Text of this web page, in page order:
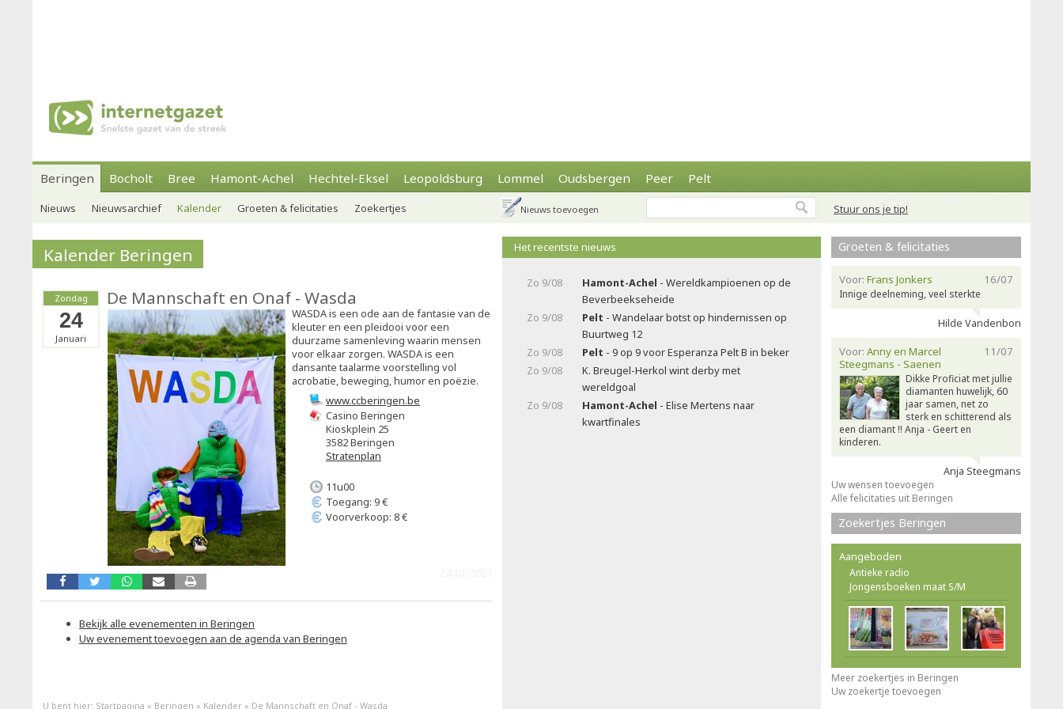
Beringen Bocholt Bree Hamont-Achel Hechtel-Eksel Leopoldsburg Lommel Oudsbergen Peer Pelt
Stuur ons je tip!
Nieuws Nieuwsarchief Kalender Groeten & felicitaties Zoekertjes Nieuws toevoegen
Kalender Beringen
Zondag
24
Januari
De Mannschaft en Onaf - Wasda
WASDA is een ode aan de fantasie van de
kleuter en een pleidooi voor een
duurzame samenleving waarin mensen
voor elkaar zorgen. WASDA is een
dansante taalarme voorstelling vol
acrobatie, beweging, humor en poëzie.
www.ccberingen.be
Casino Beringen
Kioskplein 25
3582 Beringen
Stratenplan
11u00
Toegang: 9 €
Voorverkoop: 8 €
Bekijk alle evenementen in Beringen
Uw evenement toevoegen aan de agenda van Beringen
Het recentste nieuws
Zo 9/08 Hamont-Achel - Wereldkampioenen op de
Beverbeekseheide
Zo 9/08
Pelt - Wandelaar botst op hindernissen op
Buurtweg 12
Zo 9/08
Pelt - 9 op 9 voor Esperanza Pelt B in beker
Zo 9/08
K. Breugel-Herkol wint derby met
wereldgoal
Zo 9/08
Hamont-Achel - Elise Mertens naar
kwartfinales
Groeten & felicitaties
16/07
Voor: Frans Jonkers
Innige deelneming, veel sterkte
Hilde Vandenbon
11/07
Voor: Anny en Marcel
Steegmans - Saenen
Dikke Proficiat met jullie
diamanten huwelijk, 60
jaar samen, net zo
sterk en schitterend als
een diamant !! Anja - Geert en
kinderen.
Anja Steegmans
Uw wensen toevoegen
Alle felicitaties uit Beringen
Zoekertjes Beringen
Aangeboden
Antieke radio
Jongensboeken maat S/M
Meer zoekertjes in Beringen
Uw zoekertje toevoegen
U bent hier: Startpagina » Beringen » Kalender » De Mannschaft en Onaf - Wasda